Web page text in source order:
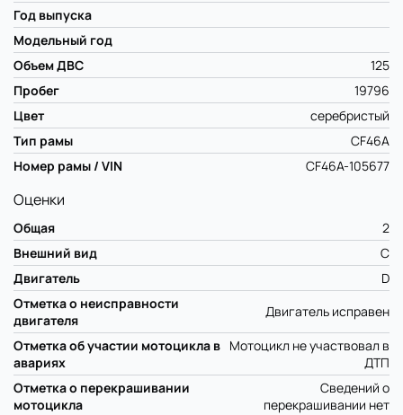
Год выпуска
Модельный год
Объем ДВС
125
Пробег
19796
Цвет
серебристый
Тип рамы
CF46A
Номер рамы / VIN
CF46A-105677
Оценки
Общая
2
Внешний вид
C
Двигатель
D
Отметка о неисправности
двигателя
Двигатель исправен
Отметка об участии мотоцикла в
авариях
Мотоцикл не участвовал в
ДТП
Отметка о перекрашивании
мотоцикла
Сведений о
перекрашивании нет